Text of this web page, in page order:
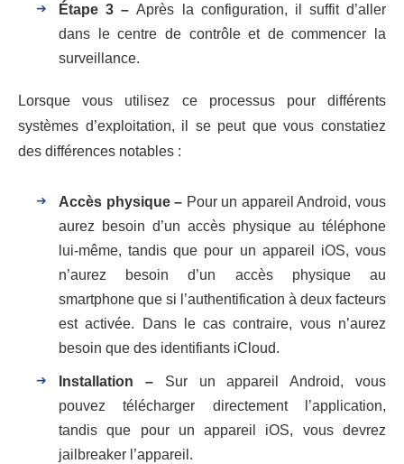
Étape 3 –Après la configuration, il suffit d’aller
dans le centre de contrôle et de commencer la
surveillance.
Lorsque vous utilisez ce processus pour différents
systèmes d’exploitation, il se peut que vous constatiez
des différences notables :
Accès physique – Pour un appareil Android, vous
aurez besoin d’un accès physique au téléphone
lui-même, tandis que pour un appareil iOS, vous
n’aurez besoin d’un accès physique au
smartphone que si l’authentification à deux facteurs
est activée. Dans le cas contraire, vous n’aurez
besoin que des identifiants iCloud.
Installation – Sur un appareil Android, vous
pouvez télécharger directement l’application,
tandis que pour un appareil iOS, vous devrez
jailbreaker l’appareil.